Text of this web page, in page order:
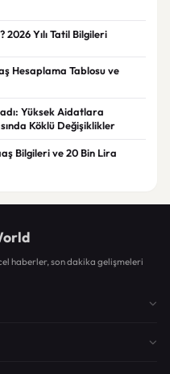
Yılı Tatil Bilgileri
Hesaplama Tablosu ve
Yüksek Aidatlara
Köklü Değişiklikler
Bilgileri ve 20 Bin Lira
haberler, son dakika gelişmeleri